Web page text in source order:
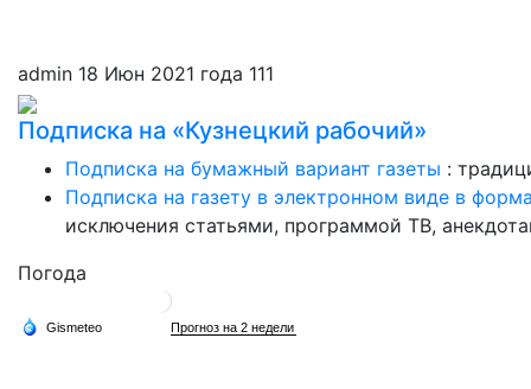
admin 18 Июн 2021 года 111
Подписка на «Кузнецкий рабочий»
Подписка на бумажный вариант газеты :
Подписка на газету в электронном виде в
исключения статьями, программой ТВ,
Погода